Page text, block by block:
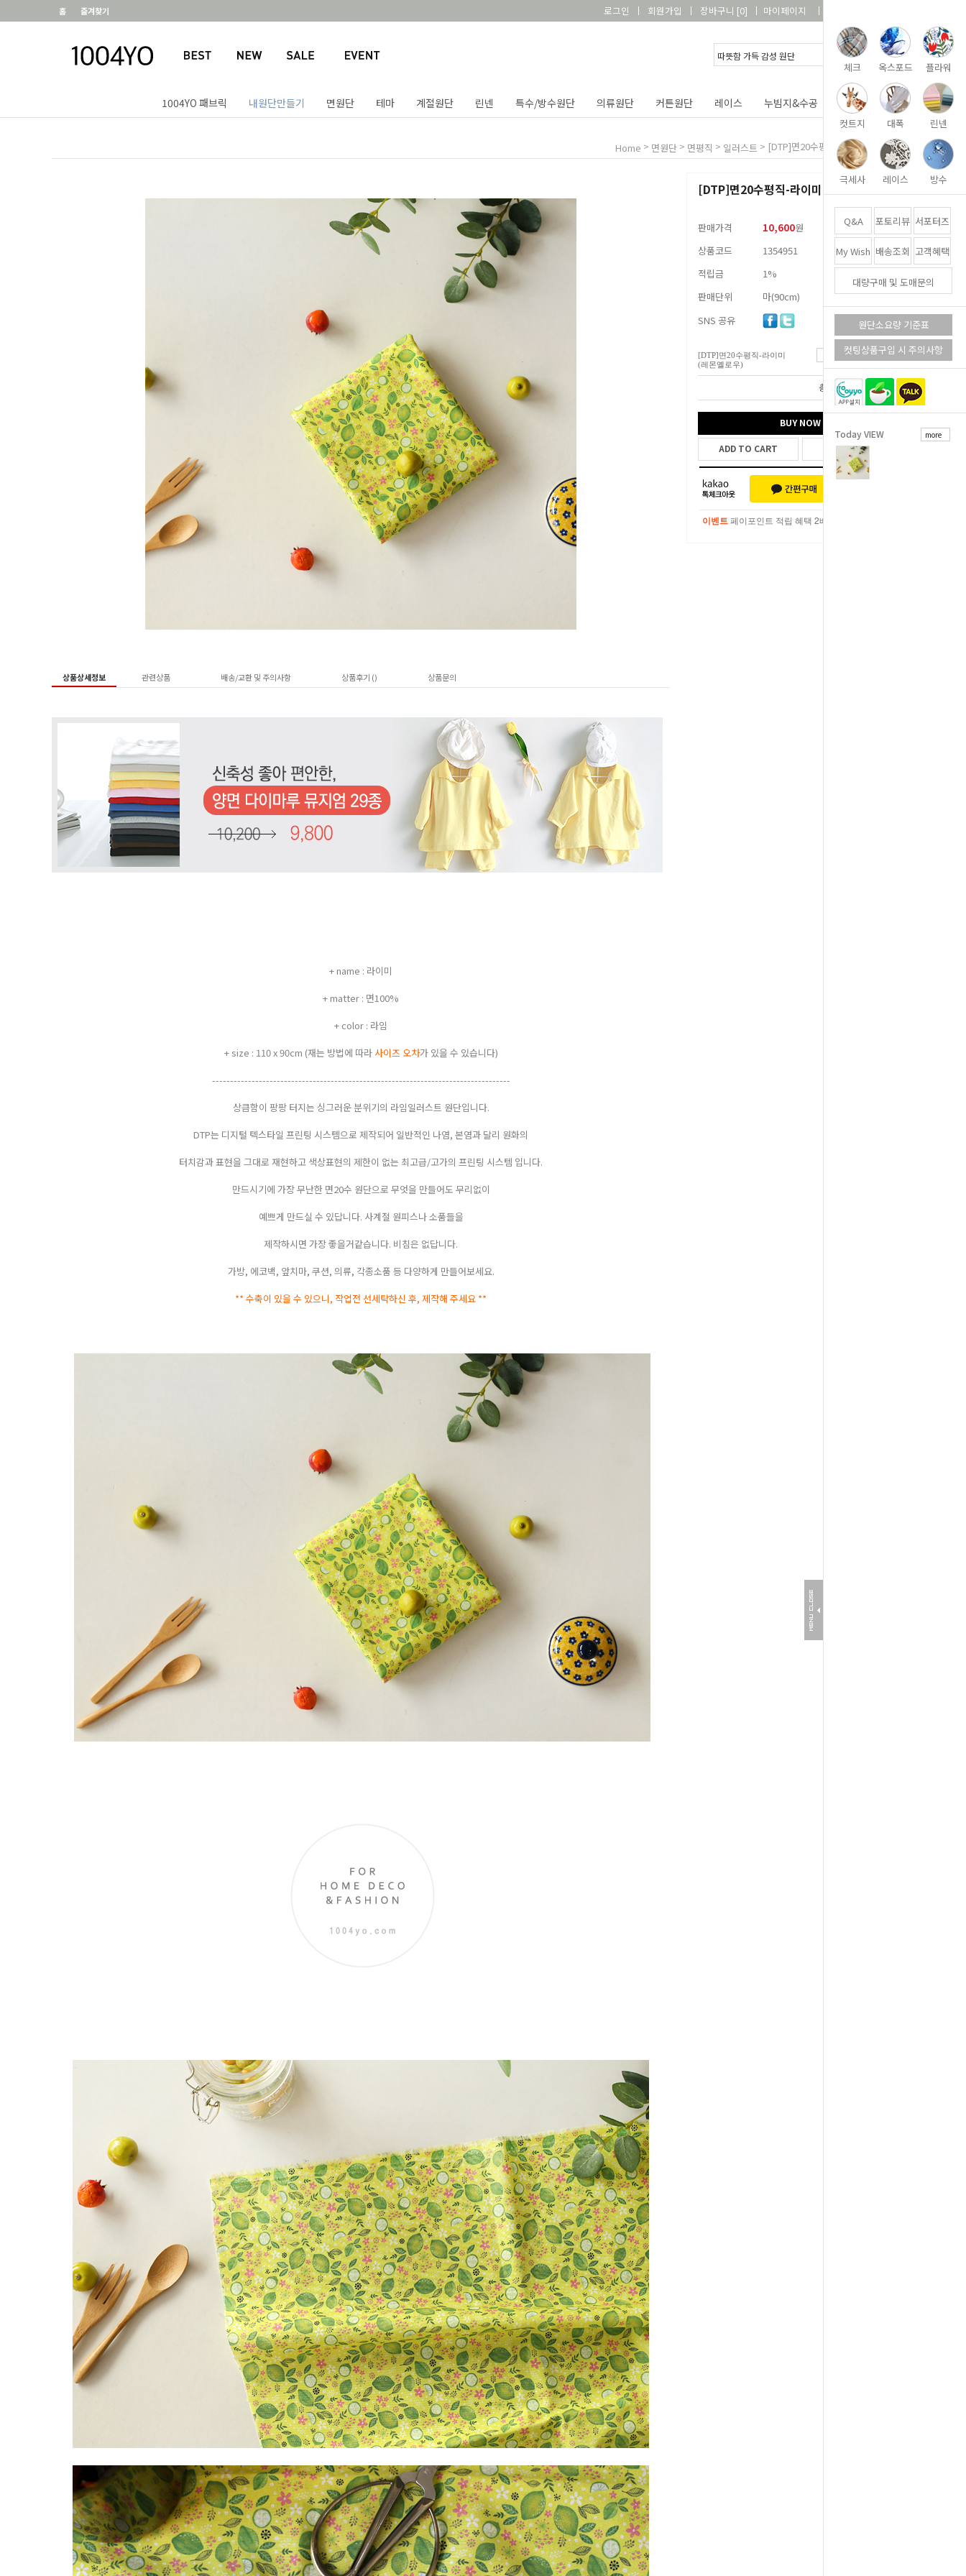
체크 옥스포드 플라워
컷트지 대폭 린넨
극세사 레이스 방수
Q&A 포토리뷰 서포터즈
My Wish 배송조회 고객혜택
대량구매 및 도매문의
원단소요량 기준표
컷팅상품구입 시 주의사항
Today VIEW more
홈 즐겨찾기 로그인 회원가입 장바구니 [0] 마이페이지
1004YO 패브릭 내원단만들기 면원단 테마 계절원단 린넨 특수/방수원단 의류원단 커튼원단 레이스 누빔지&수공 DIY&패키지 부자재
Home > 면원단 > 면평직 > 일러스트 > [DTP]면20수평직-라이미(레몬옐로우)
[DTP]면20수평직-라이미(레몬옐로우)
판매가격 10,600원
상품코드
1354951
적립금
1%
판매단위
마(90cm)
SNS 공유
[DTP]면20수평직-라이미
(레몬옐로우)
10,600 원
총 상품 금액 10,600 원
BUY NOW
ADD TO CART WISH LIST
이벤트 페이포인트 적립 혜택 2배 UP!
상품상세정보 관련상품 배송/교환 및 주의사항 상품후기 () 상품문의
+ name : 라이미
+ matter : 면100%
+ color : 라임
+ size : 110 x 90cm (재는 방법에 따라 사이즈 오차가 있을 수 있습니다)
-----------------------------------------------------------------------------------
상큼함이 팡팡 터지는 싱그러운 분위기의 라임일러스트 원단입니다.
DTP는 디지털 텍스타일 프린팅 시스템으로 제작되어 일반적인 나염, 본염과 달리 원화의
터치감과 표현을 그대로 재현하고 색상표현의 제한이 없는 최고급/고가의 프린팅 시스템 입니다.
만드시기에 가장 무난한 면20수 원단으로 무엇을 만들어도 무리없이
예쁘게 만드실 수 있답니다. 사계절 원피스나 소품들을
제작하시면 가장 좋을거같습니다. 비침은 없답니다.
가방, 에코백, 앞치마, 쿠션, 의류, 각종소품 등 다양하게 만들어보세요.
** 수축이 있을 수 있으니, 작업전 선세탁하신 후, 제작해 주세요 **